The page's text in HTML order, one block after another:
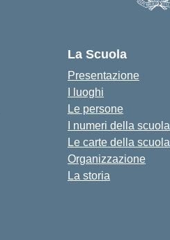
La Scuola
Presentazione
I luoghi
Le persone
I numeri della scuola
Le carte della scuola
Organizzazione
La storia